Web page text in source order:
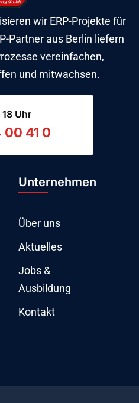
wir ERP-Projekte für
Partner aus Berlin liefern
vereinfachen,
und mitwachsen.
18 Uhr
00 41 0
Unternehmen
Über uns
Aktuelles
Jobs &
Ausbildung
Kontakt